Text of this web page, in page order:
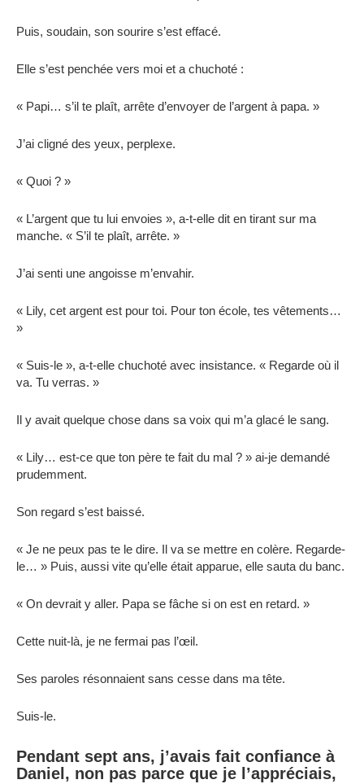
Puis, soudain, son sourire s’est effacé.
Elle s’est penchée vers moi et a chuchoté :
« Papi… s’il te plaît, arrête d’envoyer de l’argent à papa. »
J’ai cligné des yeux, perplexe.
« Quoi ? »
« L’argent que tu lui envoies », a-t-elle dit en tirant sur ma
manche. « S’il te plaît, arrête. »
J’ai senti une angoisse m’envahir.
« Lily, cet argent est pour toi. Pour ton école, tes vêtements…
»
« Suis-le », a-t-elle chuchoté avec insistance. « Regarde où il
va. Tu verras. »
Il y avait quelque chose dans sa voix qui m’a glacé le sang.
« Lily… est-ce que ton père te fait du mal ? » ai-je demandé
prudemment.
Son regard s’est baissé.
« Je ne peux pas te le dire. Il va se mettre en colère. Regarde-
le… » Puis, aussi vite qu’elle était apparue, elle sauta du banc.
« On devrait y aller. Papa se fâche si on est en retard. »
Cette nuit-là, je ne fermai pas l’œil.
Ses paroles résonnaient sans cesse dans ma tête.
Suis-le.
Pendant sept ans, j’avais fait confiance à
Daniel, non pas parce que je l’appréciais,